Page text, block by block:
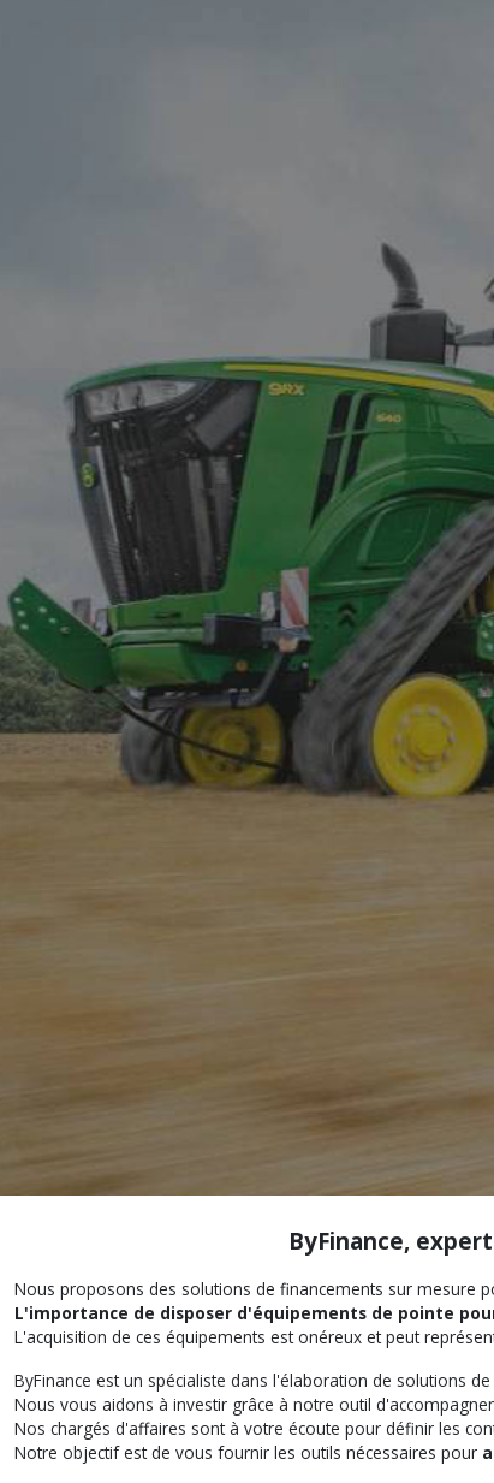
ByFinance,
Nous proposons des solutions de financements sur mesure
L'importance de disposer d'équipements de pointe
L'acquisition de ces équipements est onéreux et peut
ByFinance est un spécialiste dans l'élaboration de solutions
Nous vous aidons à investir grâce à notre outil
Nos chargés d'affaires sont à votre écoute pour définir les
Notre objectif est de vous fournir les outils nécessaires pour